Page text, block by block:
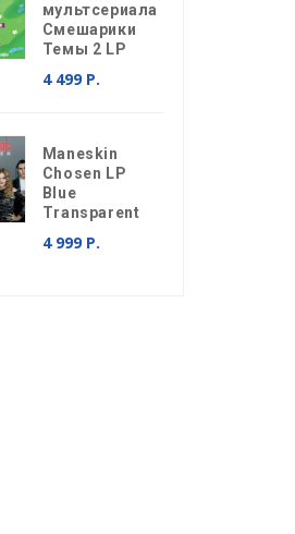
мультсериала
Смешарики
Темы 2 LP
4 499 Р.
Maneskin
Chosen LP
Blue
Transparent
4 999 Р.